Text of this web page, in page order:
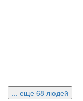
... еще 68 людей